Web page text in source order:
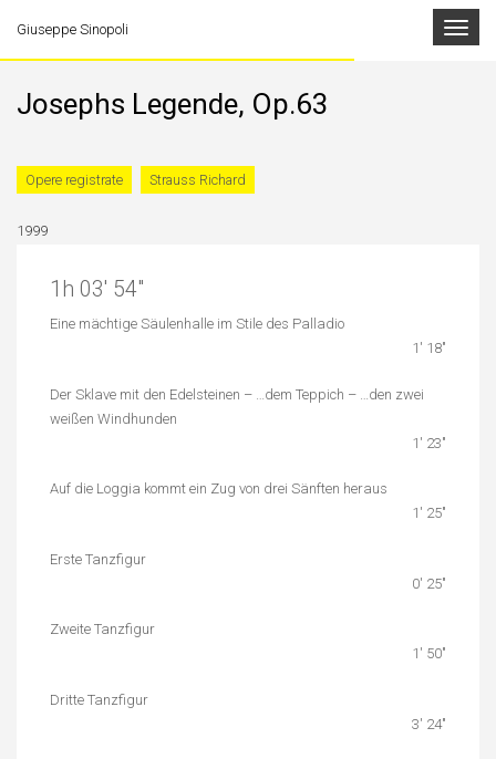
Toggle
Giuseppe Sinopoli
Josephs Legende, Op.63
Opere registrate Strauss Richard
1999
1h 03′ 54″
Eine mächtige Säulenhalle im Stile des Palladio
1′ 18″
Der Sklave mit den Edelsteinen – …dem Teppich – …den zwei
weißen Windhunden
1′ 23″
Auf die Loggia kommt ein Zug von drei Sänften heraus
1′ 25″
Erste Tanzfigur
0′ 25″
Zweite Tanzfigur
1′ 50″
Dritte Tanzfigur
3′ 24″